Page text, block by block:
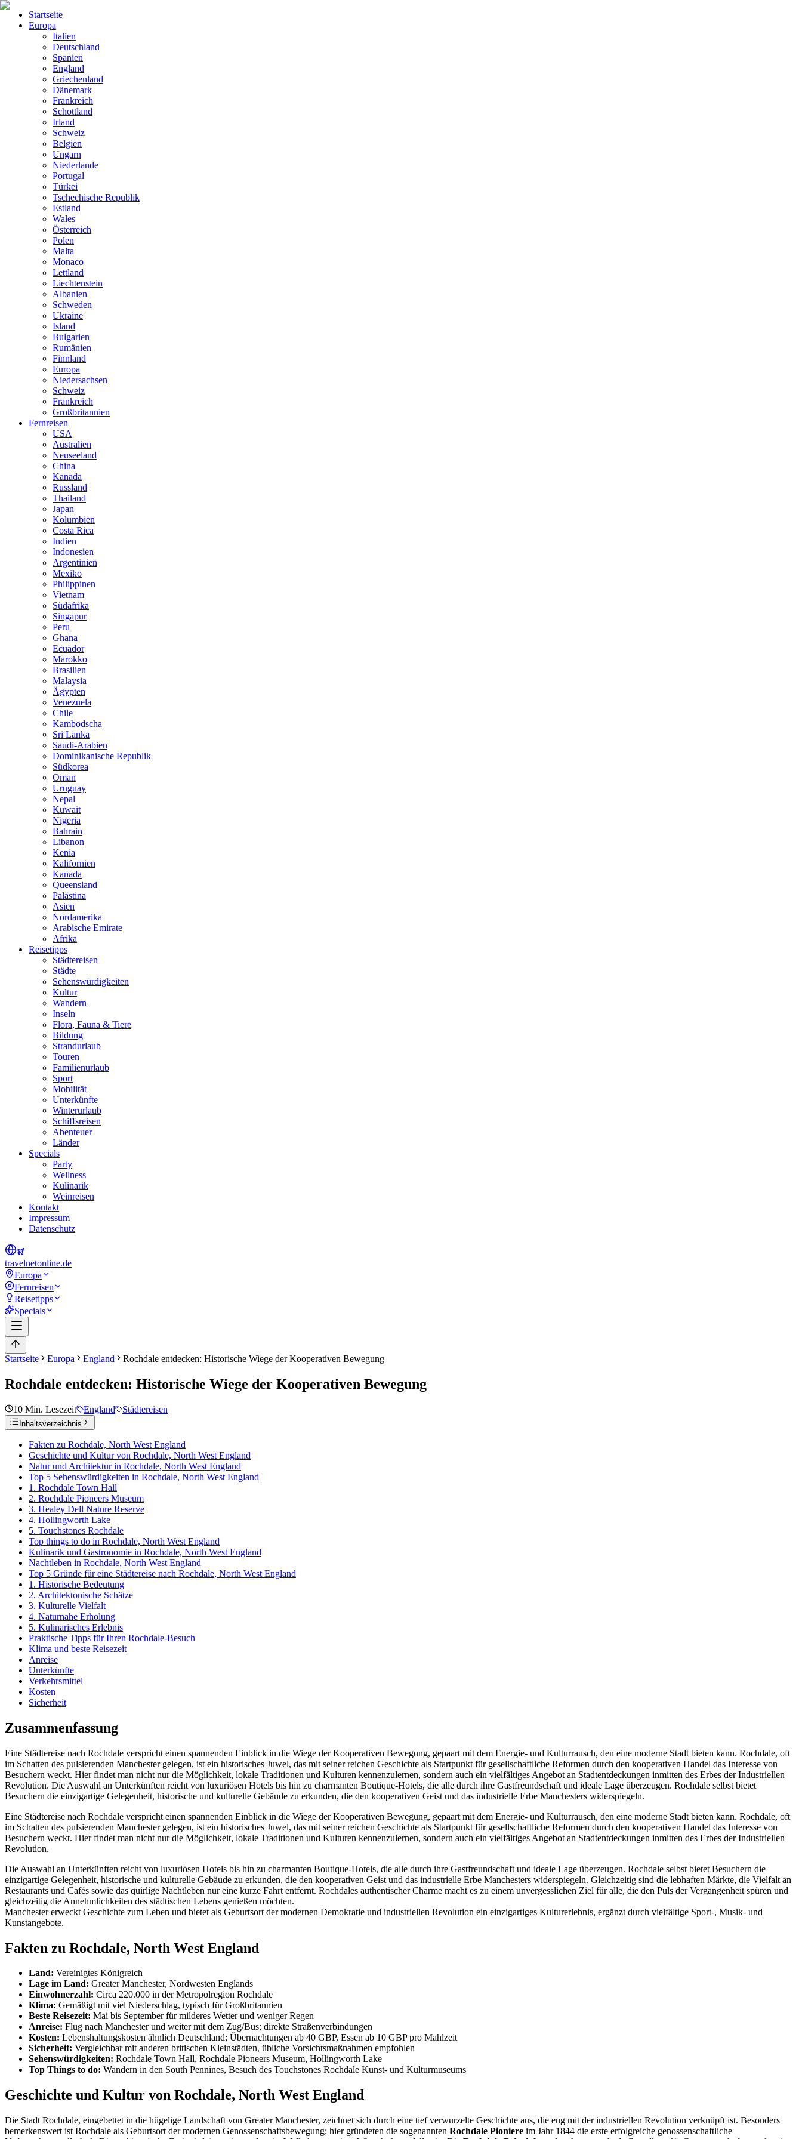
Startseite
Europa
Italien
Deutschland
Spanien
England
Griechenland
Dänemark
Frankreich
Schottland
Irland
Schweiz
Belgien
Ungarn
Niederlande
Portugal
Türkei
Tschechische Republik
Estland
Wales
Österreich
Polen
Malta
Monaco
Lettland
Liechtenstein
Albanien
Schweden
Ukraine
Island
Bulgarien
Rumänien
Finnland
Europa
Niedersachsen
Schweiz
Frankreich
Großbritannien
Fernreisen
USA
Australien
Neuseeland
China
Kanada
Russland
Thailand
Japan
Kolumbien
Costa Rica
Indien
Indonesien
Argentinien
Mexiko
Philippinen
Vietnam
Südafrika
Singapur
Peru
Ghana
Ecuador
Marokko
Brasilien
Malaysia
Ägypten
Venezuela
Chile
Kambodscha
Sri Lanka
Saudi-Arabien
Dominikanische Republik
Südkorea
Oman
Uruguay
Nepal
Kuwait
Nigeria
Bahrain
Libanon
Kenia
Kalifornien
Kanada
Queensland
Palästina
Asien
Nordamerika
Arabische Emirate
Afrika
Reisetipps
Städtereisen
Städte
Sehenswürdigkeiten
Kultur
Wandern
Inseln
Flora, Fauna & Tiere
Bildung
Strandurlaub
Touren
Familienurlaub
Sport
Mobilität
Unterkünfte
Winterurlaub
Schiffsreisen
Abenteuer
Länder
Specials
Party
Wellness
Kulinarik
Weinreisen
Kontakt
Impressum
Datenschutz
travelnetonline.de
Europa
Fernreisen
Reisetipps
Specials
Startseite Europa England Rochdale entdecken: Historische Wiege der Kooperativen Bewegung
Rochdale entdecken: Historische Wiege der Kooperativen Bewegung
10 Min. Lesezeit England Städtereisen
Inhaltsverzeichnis
Fakten zu Rochdale, North West England
Geschichte und Kultur von Rochdale, North West England
Natur und Architektur in Rochdale, North West England
Top 5 Sehenswürdigkeiten in Rochdale, North West England
1. Rochdale Town Hall
2. Rochdale Pioneers Museum
3. Healey Dell Nature Reserve
4. Hollingworth Lake
5. Touchstones Rochdale
Top things to do in Rochdale, North West England
Kulinarik und Gastronomie in Rochdale, North West England
Nachtleben in Rochdale, North West England
Top 5 Gründe für eine Städtereise nach Rochdale, North West England
1. Historische Bedeutung
2. Architektonische Schätze
3. Kulturelle Vielfalt
4. Naturnahe Erholung
5. Kulinarisches Erlebnis
Praktische Tipps für Ihren Rochdale-Besuch
Klima und beste Reisezeit
Anreise
Unterkünfte
Verkehrsmittel
Kosten
Sicherheit
Zusammenfassung
Eine Städtereise nach Rochdale verspricht einen spannenden Einblick in die Wiege der Kooperativen Bewegung, gepaart mit dem Energie- und Kulturrausch, den eine moderne Stadt bieten kann. Rochdale, oft
im Schatten des pulsierenden Manchester gelegen, ist ein historisches Juwel, das mit seiner reichen Geschichte als Startpunkt für gesellschaftliche Reformen durch den kooperativen Handel das Interesse von
Besuchern weckt. Hier findet man nicht nur die Möglichkeit, lokale Traditionen und Kulturen kennenzulernen, sondern auch ein vielfältiges Angebot an Stadtentdeckungen inmitten des Erbes der Industriellen
Revolution. Die Auswahl an Unterkünften reicht von luxuriösen Hotels bis hin zu charmanten Boutique-Hotels, die alle durch ihre Gastfreundschaft und ideale Lage überzeugen. Rochdale selbst bietet
Besuchern die einzigartige Gelegenheit, historische und kulturelle Gebäude zu erkunden, die den kooperativen Geist und das industrielle Erbe Manchesters widerspiegeln.
Eine Städtereise nach Rochdale verspricht einen spannenden Einblick in die Wiege der Kooperativen Bewegung, gepaart mit dem Energie- und Kulturrausch, den eine moderne Stadt bieten kann. Rochdale, oft
im Schatten des pulsierenden Manchester gelegen, ist ein historisches Juwel, das mit seiner reichen Geschichte als Startpunkt für gesellschaftliche Reformen durch den kooperativen Handel das Interesse von
Besuchern weckt. Hier findet man nicht nur die Möglichkeit, lokale Traditionen und Kulturen kennenzulernen, sondern auch ein vielfältiges Angebot an Stadtentdeckungen inmitten des Erbes der Industriellen
Revolution.
Die Auswahl an Unterkünften reicht von luxuriösen Hotels bis hin zu charmanten Boutique-Hotels, die alle durch ihre Gastfreundschaft und ideale Lage überzeugen. Rochdale selbst bietet Besuchern die
einzigartige Gelegenheit, historische und kulturelle Gebäude zu erkunden, die den kooperativen Geist und das industrielle Erbe Manchesters widerspiegeln. Gleichzeitig sind die lebhaften Märkte, die Vielfalt an
Restaurants und Cafés sowie das quirlige Nachtleben nur eine kurze Fahrt entfernt. Rochdales authentischer Charme macht es zu einem unvergesslichen Ziel für alle, die den Puls der Vergangenheit spüren und
gleichzeitig die Annehmlichkeiten des städtischen Lebens genießen möchten.
Manchester erweckt Geschichte zum Leben und bietet als Geburtsort der modernen Demokratie und industriellen Revolution ein einzigartiges Kulturerlebnis, ergänzt durch vielfältige Sport-, Musik- und
Kunstangebote.
Fakten zu Rochdale, North West England
Land: Vereinigtes Königreich
Lage im Land: Greater Manchester, Nordwesten Englands
Einwohnerzahl: Circa 220.000 in der Metropolregion Rochdale
Klima: Gemäßigt mit viel Niederschlag, typisch für Großbritannien
Beste Reisezeit: Mai bis September für milderes Wetter und weniger Regen
Anreise: Flug nach Manchester und weiter mit dem Zug/Bus; direkte Straßenverbindungen
Kosten: Lebenshaltungskosten ähnlich Deutschland; Übernachtungen ab 40 GBP, Essen ab 10 GBP pro Mahlzeit
Sicherheit: Vergleichbar mit anderen britischen Kleinstädten, übliche Vorsichtsmaßnahmen empfohlen
Sehenswürdigkeiten: Rochdale Town Hall, Rochdale Pioneers Museum, Hollingworth Lake
Top Things to do: Wandern in den South Pennines, Besuch des Touchstones Rochdale Kunst- und Kulturmuseums
Geschichte und Kultur von Rochdale, North West England
Die Stadt Rochdale, eingebettet in die hügelige Landschaft von Greater Manchester, zeichnet sich durch eine tief verwurzelte Geschichte aus, die eng mit der industriellen Revolution verknüpft ist. Besonders
bemerkenswert ist Rochdale als Geburtsort der modernen Genossenschaftsbewegung; hier gründeten die sogenannten Rochdale Pioniere im Jahr 1844 die erste erfolgreiche genossenschaftliche